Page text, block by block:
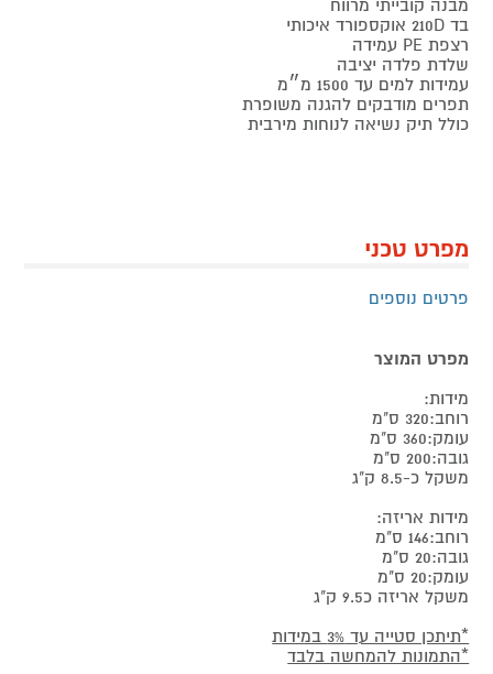
מבנה קובייתי מרווח
בד 210D אוקספורד איכותי
רצפת PE עמידה
שלדת פלדה יציבה
עמידות למים עד 1500 מ״מ
תפרים מודבקים להגנה משופרת
כולל תיק נשיאה לנוחות מירבית
מפרט טכני
פרטים נוספים
מפרט המוצר
מידות:
רוחב:320 ס"מ
עומק:360 ס"מ
גובה:200 ס"מ
משקל כ-8.5 ק"ג
מידות אריזה:
רוחב:146 ס"מ
גובה:20 ס"מ
עומק:20 ס"מ
משקל אריזה כ9.5 ק"ג
*תיתכן סטייה עד 3% במידות
*התמונות להמחשה בלבד